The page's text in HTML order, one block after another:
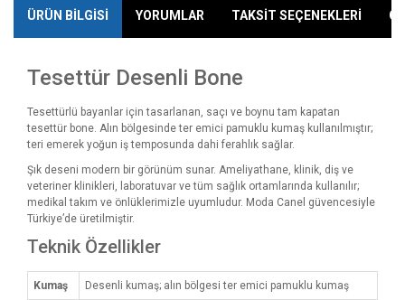
ÜRÜN BİLGİSİ YORUMLAR TAKSİT SEÇENEKLERİ
Tesettür Desenli Bone
Tesettürlü bayanlar için tasarlanan, saçı ve boynu tam kapatan
tesettür bone. Alın bölgesinde ter emici pamuklu kumaş kullanılmıştır;
teri emerek yoğun iş temposunda dahi ferahlık sağlar.
Şık deseni modern bir görünüm sunar. Ameliyathane, klinik, diş ve
veteriner klinikleri, laboratuvar ve tüm sağlık ortamlarında kullanılır;
medikal takım ve önlüklerimizle uyumludur. Moda Canel güvencesiyle
Türkiye’de üretilmiştir.
Teknik Özellikler
Kumaş Desenli kumaş; alın bölgesi ter emici pamuklu kumaş